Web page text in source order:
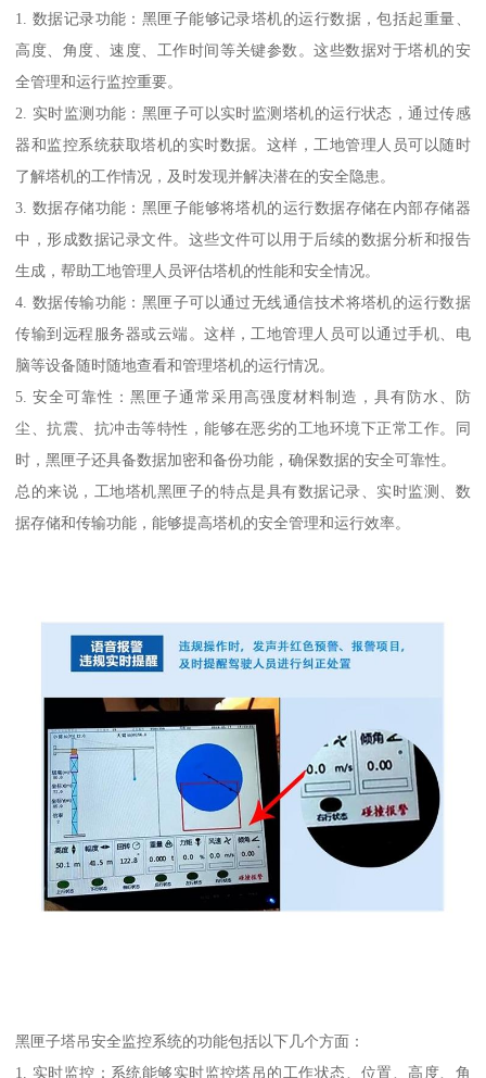
1. 数据记录功能：黑匣子能够记录塔机的运行数据，包括起重量、
高度、角度、速度、工作时间等关键参数。这些数据对于塔机的安
全管理和运行监控重要。
2. 实时监测功能：黑匣子可以实时监测塔机的运行状态，通过传感
器和监控系统获取塔机的实时数据。这样，工地管理人员可以随时
了解塔机的工作情况，及时发现并解决潜在的安全隐患。
3. 数据存储功能：黑匣子能够将塔机的运行数据存储在内部存储器
中，形成数据记录文件。这些文件可以用于后续的数据分析和报告
生成，帮助工地管理人员评估塔机的性能和安全情况。
4. 数据传输功能：黑匣子可以通过无线通信技术将塔机的运行数据
传输到远程服务器或云端。这样，工地管理人员可以通过手机、电
脑等设备随时随地查看和管理塔机的运行情况。
5. 安全可靠性：黑匣子通常采用高强度材料制造，具有防水、防
尘、抗震、抗冲击等特性，能够在恶劣的工地环境下正常工作。同
时，黑匣子还具备数据加密和备份功能，确保数据的安全可靠性。
总的来说，工地塔机黑匣子的特点是具有数据记录、实时监测、数
据存储和传输功能，能够提高塔机的安全管理和运行效率。
黑匣子塔吊安全监控系统的功能包括以下几个方面：
1. 实时监控：系统能够实时监控塔吊的工作状态、位置、高度、角